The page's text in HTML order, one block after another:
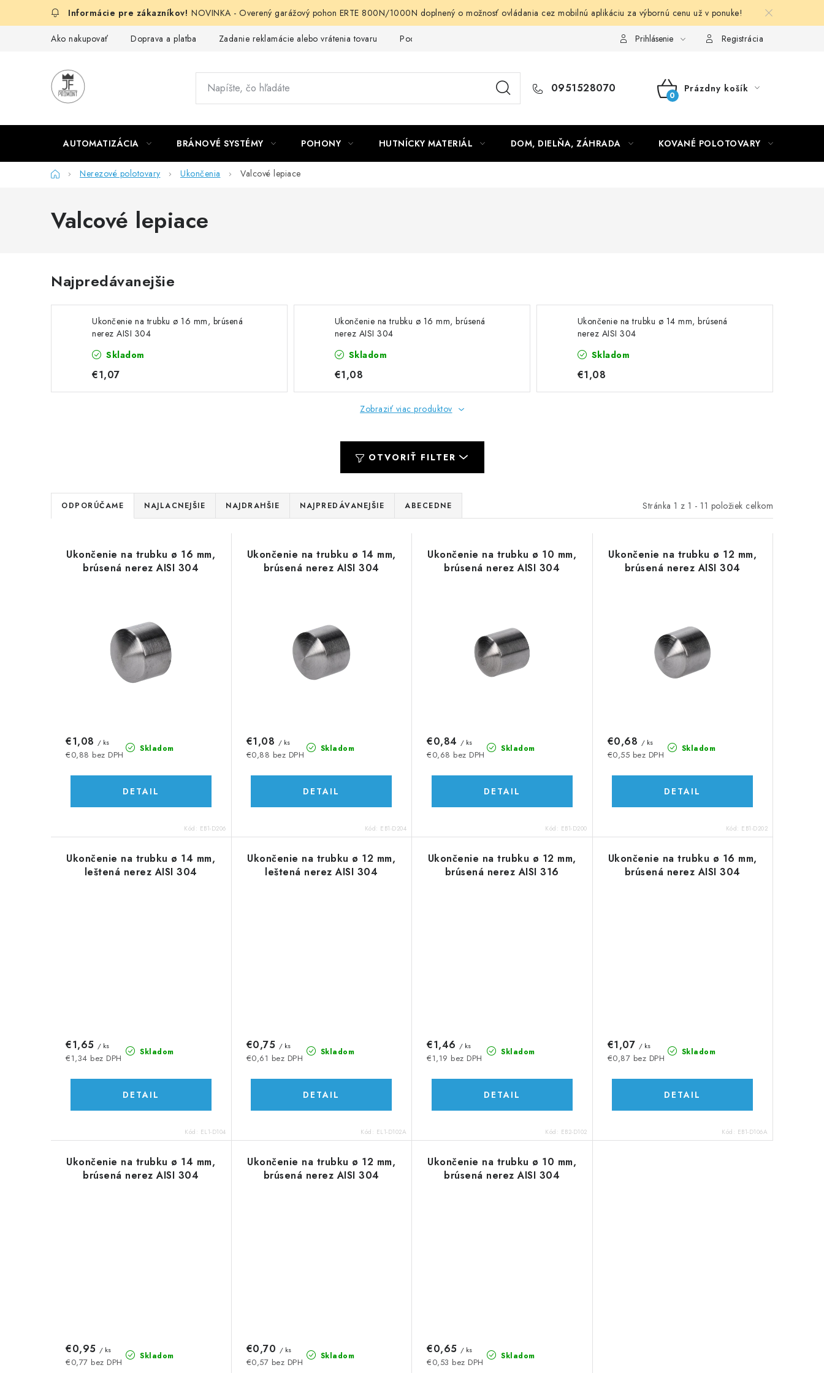
NOVINKA - Overený garážový pohon ERTE 800N/1000N doplnený o možnosť ovládania cez mobilnú aplikáciu za výbornú cenu už v ponuke!
Ako nakupovať Doprava a platba Zadanie reklamácie alebo vrátenia tovaru Podmienky ochrany osobných údajov Obchodné podmienkyPrihlásenie Registrácia
0951528070
NÁKUPNÝ
Prázdny košík
AUTOMATIZÁCIA BRÁNOVÉ SYSTÉMY POHONY HUTNÍCKY MATERIÁL DOM, DIELŇA, ZÁHRADA KOVANÉ POLOTOVARY
DomovNerezové polotovary Ukončenia Valcové lepiace
Valcové lepiace
Najpredávanejšie
Ukončenie na trubku ø 16 mm, brúsená
nerez AISI 304
Skladom
€1,07
Ukončenie na trubku ø 16 mm, brúsená
nerez AISI 304
Skladom
€1,08
Ukončenie na trubku ø 14 mm, brúsená
nerez AISI 304
Skladom
€1,08
Zobraziť viac produktov
OTVORIŤ FILTER
Stránka 1 z 1 - 11 položiek celkom
R
a
o
ODPORÚČAME NAJLACNEJŠIE NAJDRAHŠIE NAJPREDÁVANEJŠIE ABECEDNE
v
Ukončenie na trubku ø 16 mm,
brúsená nerez AISI 304
Skladom
€0,88 bez DPH
€1,08 / ks
DETAIL
Kód: EB1-D206
Ukončenie na trubku ø 14 mm,
brúsená nerez AISI 304
Skladom
€0,88 bez DPH
€1,08 / ks
DETAIL
Kód: EB1-D204
Ukončenie na trubku ø 10 mm,
brúsená nerez AISI 304
Skladom
€0,68 bez DPH
€0,84 / ks
DETAIL
Kód: EB1-D200
Ukončenie na trubku ø 12 mm,
brúsená nerez AISI 304
Skladom
€0,55 bez DPH
€0,68 / ks
DETAIL
Kód: EB1-D202
Ukončenie na trubku ø 14 mm,
leštená nerez AISI 304
Skladom
€1,34 bez DPH
€1,65 / ks
DETAIL
Kód: EL1-D104
Ukončenie na trubku ø 12 mm,
leštená nerez AISI 304
Skladom
€0,61 bez DPH
€0,75 / ks
DETAIL
Kód: EL1-D102A
Ukončenie na trubku ø 12 mm,
brúsená nerez AISI 316
Skladom
€1,19 bez DPH
€1,46 / ks
DETAIL
Kód: EB2-D102
Ukončenie na trubku ø 16 mm,
brúsená nerez AISI 304
Skladom
€0,87 bez DPH
€1,07 / ks
DETAIL
Kód: EB1-D106A
Ukončenie na trubku ø 14 mm,
brúsená nerez AISI 304
Skladom
€0,77 bez DPH
€0,95 / ks
Ukončenie na trubku ø 12 mm,
brúsená nerez AISI 304
Skladom
€0,57 bez DPH
€0,70 / ks
Ukončenie na trubku ø 10 mm,
brúsená nerez AISI 304
Skladom
€0,53 bez DPH
€0,65 / ks